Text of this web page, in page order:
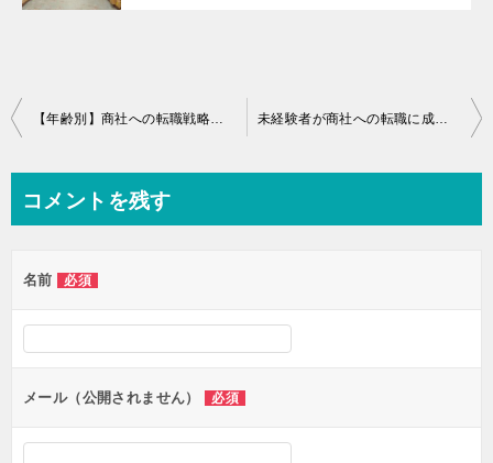
投
ビ
ー
シ
ン
【年齢別】商社への転職戦略と成功確率 未経験者が商社への転職に成功するための4つの手段
コメントを残す
名前 必須
メール（公開されません） 必須